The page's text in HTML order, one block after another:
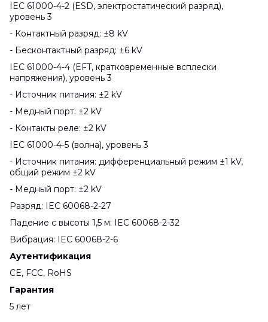
IEC 61000-4-2 (ESD, электростатический разряд),
уровень 3
- Контактный разряд: ±8 kV
- Бесконтактный разряд: ±6 kV
IEC 61000-4-4 (EFT, кратковременные всплески
напряжения), уровень 3
- Источник питания: ±2 kV
- Медный порт: ±2 kV
- Контакты реле: ±2 kV
IEC 61000-4-5 (волна), уровень 3
- Источник питания: дифференциальный режим ±1 kV,
общий режим ±2 kV
- Медный порт: ±2 kV
Разряд: IEC 60068-2-27
Падение с высоты 1,5 м: IEC 60068-2-32
Вибрация: IEC 60068-2-6
Аутентификация
CE, FCC, RoHS
Гарантия
5 лет